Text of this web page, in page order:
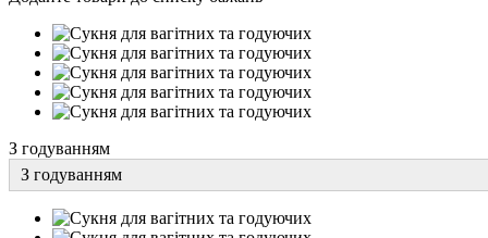
З годуванням
З годуванням